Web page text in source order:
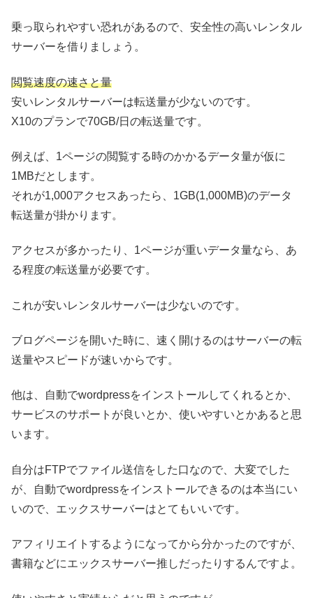
乗っ取られやすい恐れがあるので、安全性の高いレンタル
サーバーを借りましょう。
閲覧速度の速さと量
安いレンタルサーバーは転送量が少ないのです。
X10のプランで70GB/日の転送量です。
例えば、1ページの閲覧する時のかかるデータ量が仮に
1MBだとします。
それが1,000アクセスあったら、1GB(1,000MB)のデータ
転送量が掛かります。
アクセスが多かったり、1ページが重いデータ量なら、あ
る程度の転送量が必要です。
これが安いレンタルサーバーは少ないのです。
ブログページを開いた時に、速く開けるのはサーバーの転
送量やスピードが速いからです。
他は、自動でwordpressをインストールしてくれるとか、
サービスのサポートが良いとか、使いやすいとかあると思
います。
自分はFTPでファイル送信をした口なので、大変でした
が、自動でwordpressをインストールできるのは本当にい
いので、エックスサーバーはとてもいいです。
アフィリエイトするようになってから分かったのですが、
書籍などにエックスサーバー推しだったりするんですよ。